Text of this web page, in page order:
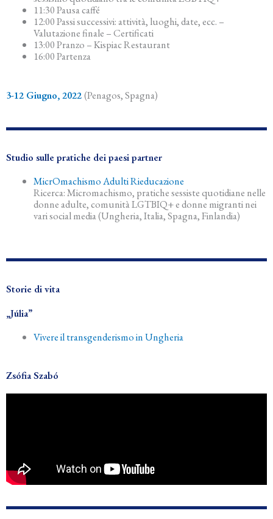
11:30 Pausa caffé
12:00 Passi successivi: attività, luoghi, date, ecc. –
Valutazione finale – Certificati
13:00 Pranzo – Kispiac Restaurant
16:00 Partenza
3-12 Giugno, 2022(Penagos, Spagna)
Studio sulle pratiche dei paesi partner
MicrOmachismo Adulti Rieducazione
Ricerca: Micromachismo, pratiche sessiste quotidiane nelle
donne adulte, comunità LGTBIQ+ e donne migranti nei
vari social media (Ungheria, Italia, Spagna, Finlandia)
Storie di vita
„Júlia”
Vivere il transgenderismo in Ungheria
Zsófia Szabó